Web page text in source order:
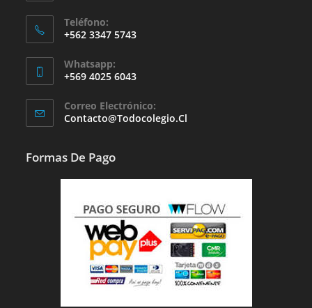
Teléfono:
+562 3347 5743
Whatsapp:
+569 4025 6043
Abre
Tu
Correo Electrónico:
Contacto@todocolegio.cl
Formas De Pago